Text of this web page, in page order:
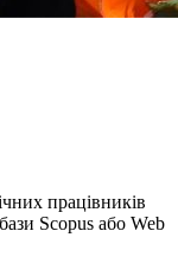
працівників
Scopus або Web